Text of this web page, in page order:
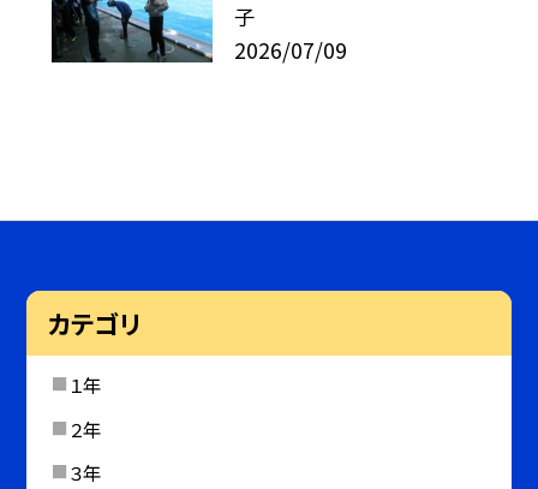
子
2026/07/09
カテゴリ
１年
２年
３年